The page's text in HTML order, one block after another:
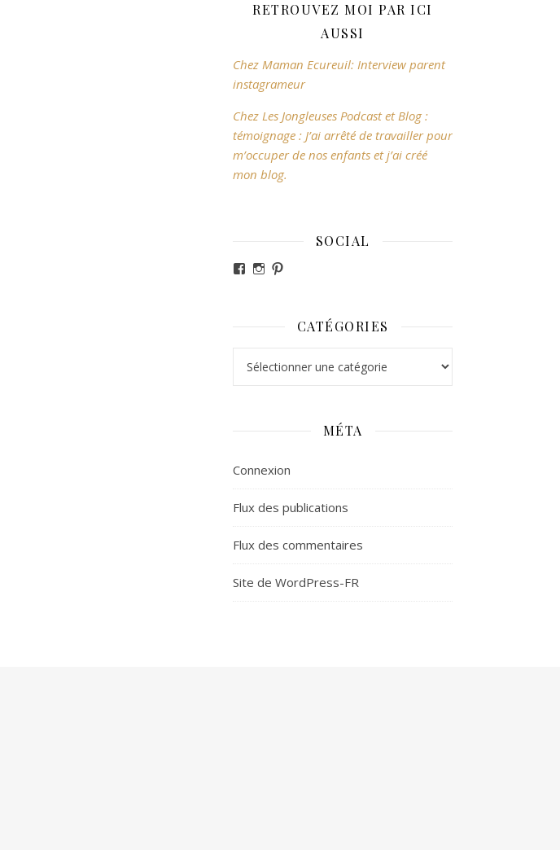
RETROUVEZ MOI PAR ICI
AUSSI
Chez Maman Ecureuil: Interview parent
instagrameur
Chez Les Jongleuses Podcast et Blog :
témoignage : J’ai arrêté de travailler pour
m’occuper de nos enfants et j’ai créé
mon blog.
SOCIAL
Voir le profil de revesdefripouilles sur Facebook
Voir le profil de claire_revesdefripouilles sur
CATÉGORIES
MÉTA
Connexion
Flux des publications
Flux des commentaires
Site de WordPress-FR